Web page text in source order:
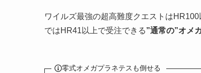
ワイルズ最強の超高難度クエストは
ではHR41以上で受注できる”通常の”オメ
零式オメガプラネテスも倒せる